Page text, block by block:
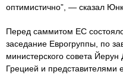
оптимистично”, — сказал
Перед саммитом ЕС
заседание Еврогруппы, по
министерского совета
Грецией и представителями